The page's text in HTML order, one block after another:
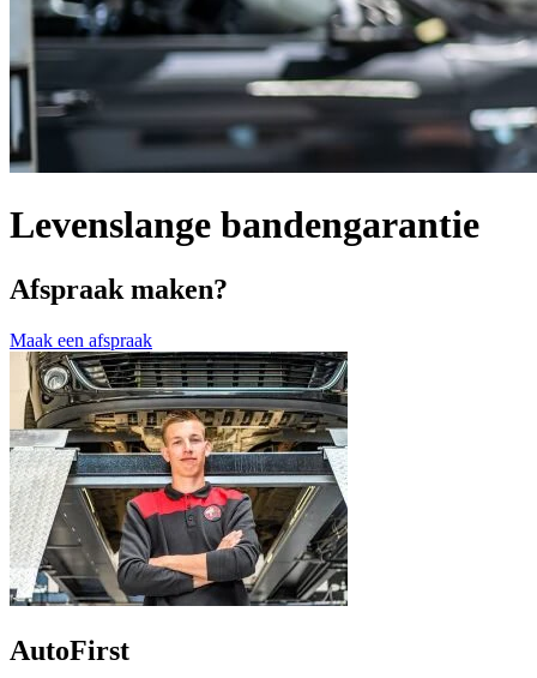
Levenslange bandengarantie
Afspraak maken?
Maak een afspraak
AutoFirst